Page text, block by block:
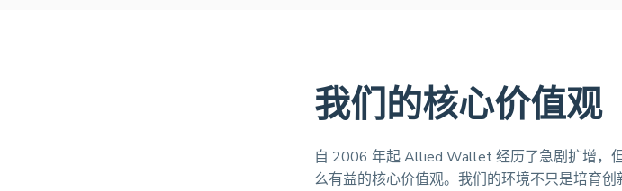
我们的核心价值观
自 2006 年起 Allied Wallet 经历了急剧扩增，
么有益的核心价值观。我们的环境不只是培育